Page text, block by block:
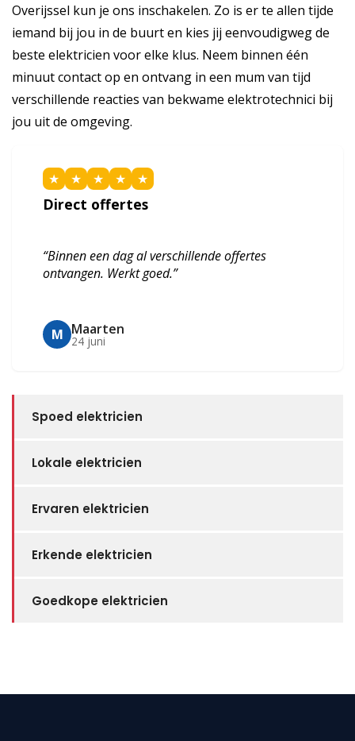
Overijssel kun je ons inschakelen. Zo is er te allen tijde
iemand bij jou in de buurt en kies jij eenvoudigweg de
beste elektricien voor elke klus. Neem binnen één
minuut contact op en ontvang in een mum van tijd
verschillende reacties van bekwame elektrotechnici bij
jou uit de omgeving.
★ ★ ★ ★ ★
Direct offertes
“Binnen een dag al verschillende offertes
ontvangen. Werkt goed.”
M Maarten
24 juni
Spoed elektricien
Lokale elektricien
Ervaren elektricien
Erkende elektricien
Goedkope elektricien